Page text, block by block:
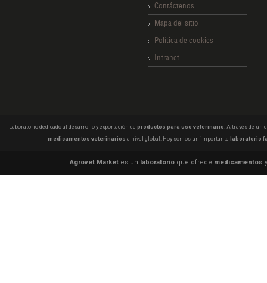
Contáctenos
Mapa del sitio
Política de cookies
Intranet
Laboratorio dedicado al desarrollo y exportación de productos para uso veterinario . A través de un
medicamentos veterinarios a nivel global. Hoy somos un importante laboratorio
Agrovet Market es un laboratorio que ofrece medicamentos